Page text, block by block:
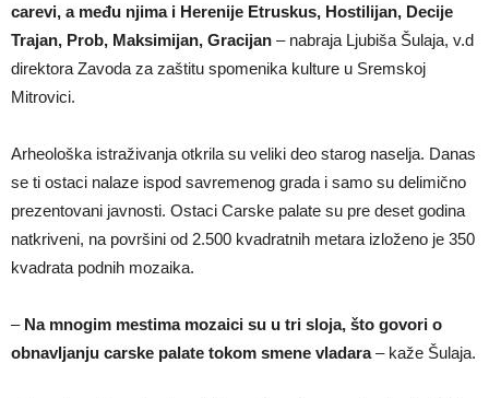
carevi, a među njima i Herenije Etruskus, Hostilijan, Decije
Trajan, Prob, Maksimijan, Gracijan – nabraja Ljubiša Šulaja, v.d
direktora Zavoda za zaštitu spomenika kulture u Sremskoj
Mitrovici.
Arheološka istraživanja otkrila su veliki deo starog naselja. Danas
se ti ostaci nalaze ispod savremenog grada i samo su delimično
prezentovani javnosti. Ostaci Carske palate su pre deset godina
natkriveni, na površini od 2.500 kvadratnih metara izloženo je 350
kvadrata podnih mozaika.
– Na mnogim mestima mozaici su u tri sloja, što govori o
obnavljanju carske palate tokom smene vladara– kaže Šulaja.